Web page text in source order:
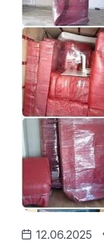
12.06.2025